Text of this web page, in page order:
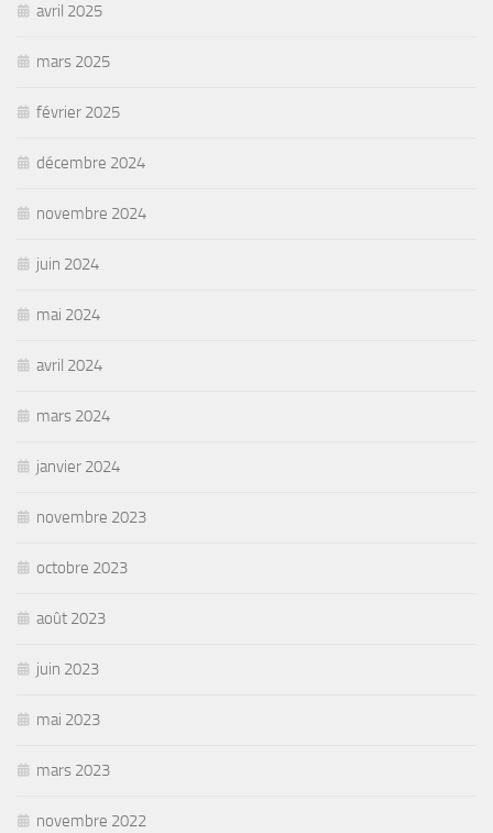
avril 2025
mars 2025
février 2025
décembre 2024
novembre 2024
juin 2024
mai 2024
avril 2024
mars 2024
janvier 2024
novembre 2023
octobre 2023
août 2023
juin 2023
mai 2023
mars 2023
novembre 2022